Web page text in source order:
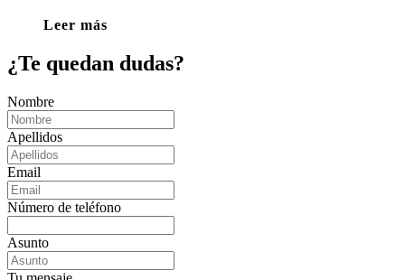
Leer más
¿Te quedan dudas?
Nombre
Apellidos
Email
Número de teléfono
Asunto